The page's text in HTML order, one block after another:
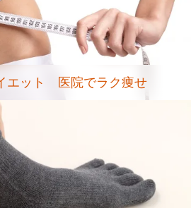
エット 医院でラク痩せ